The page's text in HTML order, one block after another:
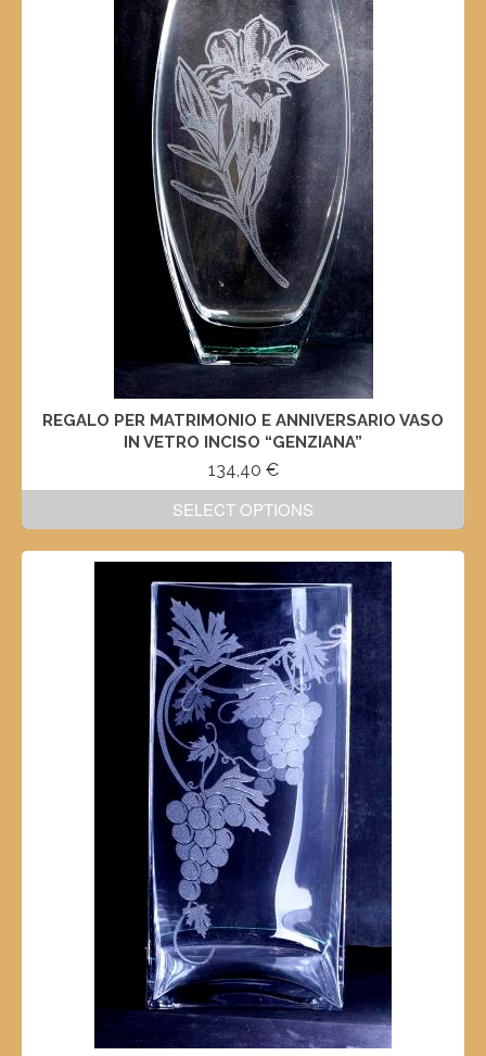
REGALO PER MATRIMONIO E ANNIVERSARIO VASO
IN VETRO INCISO “GENZIANA”
134,40 €
SELECT OPTIONS